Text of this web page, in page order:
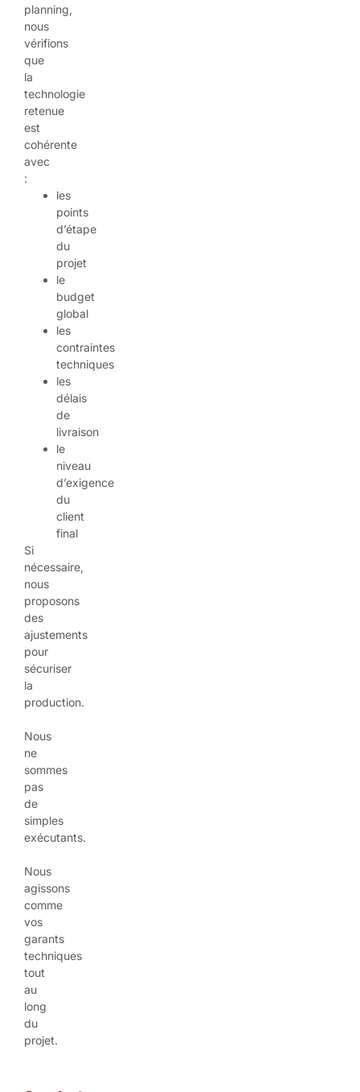
planning,
nous
vérifions
que
la
technologie
retenue
est
cohérente
avec
:
les
points
d’étape
du
projet
le
budget
global
les
contraintes
techniques
les
délais
de
livraison
le
niveau
d’exigence
du
client
final
Si
nécessaire,
nous
proposons
des
ajustements
pour
sécuriser
la
production.
Nous
ne
sommes
pas
de
simples
exécutants.
Nous
agissons
comme
vos
garants
techniques
tout
au
long
du
projet.